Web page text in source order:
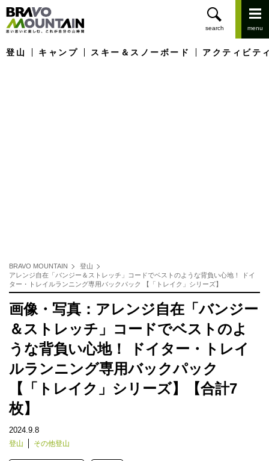
登山 キャンプ スキー＆スノーボード アクティビテ
BRAVO MOUNTAIN
登山
アレンジ自在「バンジー＆ストレッチ」コードでベストのような背負い心地！ ドイ
ター・トレイルランニング専用バックパック 【「トレイク」シリーズ】
画像・写真：アレンジ自在「バンジー
＆ストレッチ」コードでベストのよ
うな背負い心地！ ドイター・トレイ
ルランニング専用バックパック
【「トレイク」シリーズ】【合計7
枚】
2024.9.8
登山 その他登山